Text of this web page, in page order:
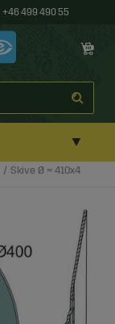
+46 499 490 55
▼
Skive Ø = 410x4